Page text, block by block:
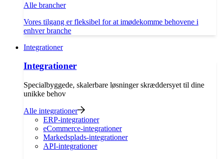
Alle brancher
Vores tilgang er fleksibel for at imødekomme behovene i
enhver branche
Integrationer
Integrationer
Specialbyggede, skalerbare løsninger skræddersyet til dine
unikke behov
Alle integrationer
ERP-integrationer
eCommerce-integrationer
Markedsplads-integrationer
API-integrationer